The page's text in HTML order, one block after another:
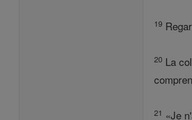
19
20 La
21 «Je